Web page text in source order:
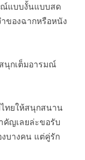
ณ์แบบงั้นแบบสด
ของฉากหรือหนัง
นุกเต็มอารมณ์
ทยให้สนุกสนาน
คัญเลยล่ะขอรับ
งบางคน แต่คู่รัก